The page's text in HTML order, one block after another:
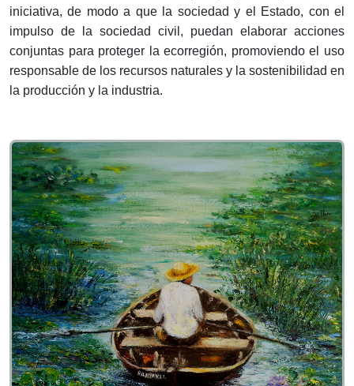
iniciativa, de modo a que la sociedad y el Estado, con el
impulso de la sociedad civil, puedan elaborar acciones
conjuntas para proteger la ecorregión, promoviendo el uso
responsable de los recursos naturales y la sostenibilidad en
la producción y la industria.